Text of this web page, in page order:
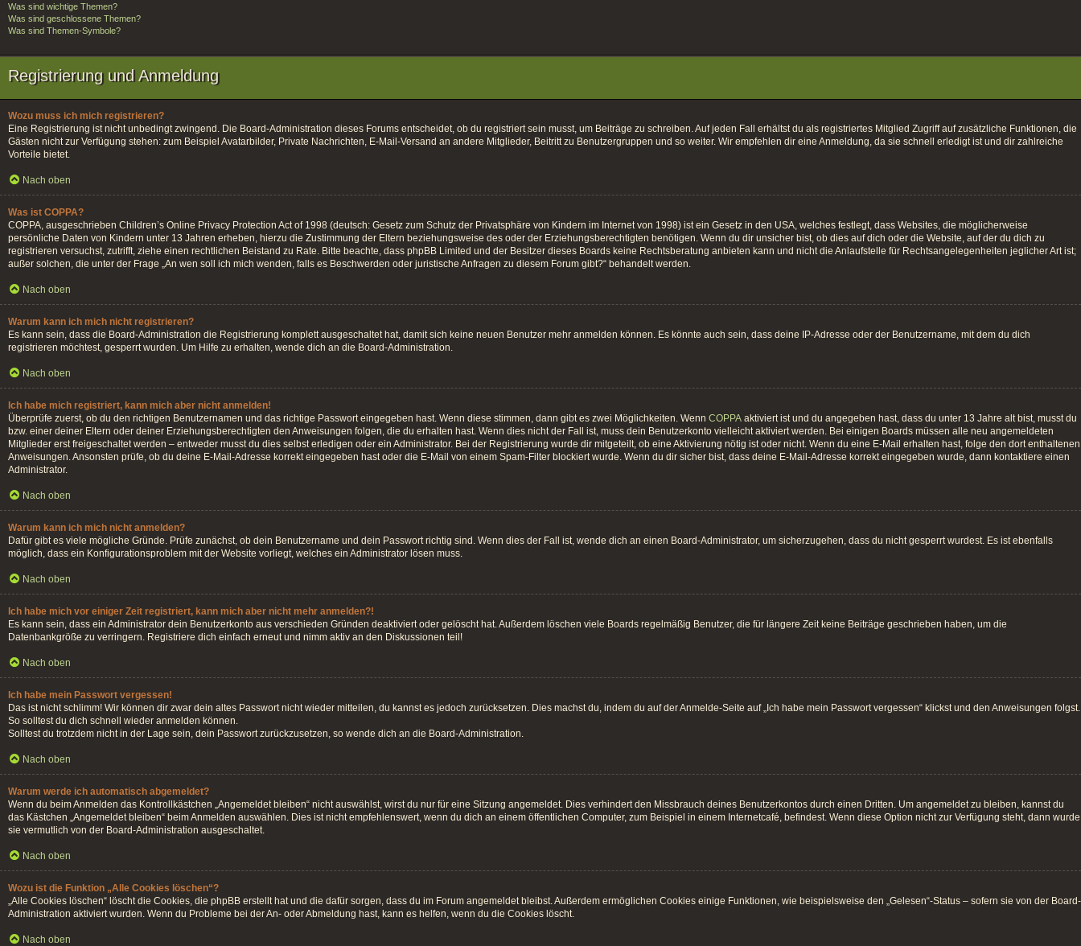
Was sind wichtige Themen?
Was sind geschlossene Themen?
Was sind Themen-Symbole?
Registrierung und Anmeldung
Wozu muss ich mich registrieren?
Eine Registrierung ist nicht unbedingt zwingend. Die Board-Administration dieses Forums entscheidet, ob du registriert sein musst, um Beiträge zu schreiben. Auf jeden Fall erhältst du als registriertes Mitglied Zugriff auf zusätzliche Funktionen, die
Gästen nicht zur Verfügung stehen: zum Beispiel Avatarbilder, Private Nachrichten, E-Mail-Versand an andere Mitglieder, Beitritt zu Benutzergruppen und so weiter. Wir empfehlen dir eine Anmeldung, da sie schnell erledigt ist und dir zahlreiche
Vorteile bietet.
Nach oben
Was ist COPPA?
COPPA, ausgeschrieben Children’s Online Privacy Protection Act of 1998 (deutsch: Gesetz zum Schutz der Privatsphäre von Kindern im Internet von 1998) ist ein Gesetz in den USA, welches festlegt, dass Websites, die möglicherweise
persönliche Daten von Kindern unter 13 Jahren erheben, hierzu die Zustimmung der Eltern beziehungsweise des oder der Erziehungsberechtigten benötigen. Wenn du dir unsicher bist, ob dies auf dich oder die Website, auf der du dich zu
registrieren versuchst, zutrifft, ziehe einen rechtlichen Beistand zu Rate. Bitte beachte, dass phpBB Limited und der Besitzer dieses Boards keine Rechtsberatung anbieten kann und nicht die Anlaufstelle für Rechtsangelegenheiten jeglicher Art ist;
außer solchen, die unter der Frage „An wen soll ich mich wenden, falls es Beschwerden oder juristische Anfragen zu diesem Forum gibt?“ behandelt werden.
Nach oben
Warum kann ich mich nicht registrieren?
Es kann sein, dass die Board-Administration die Registrierung komplett ausgeschaltet hat, damit sich keine neuen Benutzer mehr anmelden können. Es könnte auch sein, dass deine IP-Adresse oder der Benutzername, mit dem du dich
registrieren möchtest, gesperrt wurden. Um Hilfe zu erhalten, wende dich an die Board-Administration.
Nach oben
Ich habe mich registriert, kann mich aber nicht anmelden!
Überprüfe zuerst, ob du den richtigen Benutzernamen und das richtige Passwort eingegeben hast. Wenn diese stimmen, dann gibt es zwei Möglichkeiten. Wenn COPPA aktiviert ist und du angegeben hast, dass du unter 13 Jahre alt bist, musst du
bzw. einer deiner Eltern oder deiner Erziehungsberechtigten den Anweisungen folgen, die du erhalten hast. Wenn dies nicht der Fall ist, muss dein Benutzerkonto vielleicht aktiviert werden. Bei einigen Boards müssen alle neu angemeldeten
Mitglieder erst freigeschaltet werden – entweder musst du dies selbst erledigen oder ein Administrator. Bei der Registrierung wurde dir mitgeteilt, ob eine Aktivierung nötig ist oder nicht. Wenn du eine E-Mail erhalten hast, folge den dort enthaltenen
Anweisungen. Ansonsten prüfe, ob du deine E-Mail-Adresse korrekt eingegeben hast oder die E-Mail von einem Spam-Filter blockiert wurde. Wenn du dir sicher bist, dass deine E-Mail-Adresse korrekt eingegeben wurde, dann kontaktiere einen
Administrator.
Nach oben
Warum kann ich mich nicht anmelden?
Dafür gibt es viele mögliche Gründe. Prüfe zunächst, ob dein Benutzername und dein Passwort richtig sind. Wenn dies der Fall ist, wende dich an einen Board-Administrator, um sicherzugehen, dass du nicht gesperrt wurdest. Es ist ebenfalls
möglich, dass ein Konfigurationsproblem mit der Website vorliegt, welches ein Administrator lösen muss.
Nach oben
Ich habe mich vor einiger Zeit registriert, kann mich aber nicht mehr anmelden?!
Es kann sein, dass ein Administrator dein Benutzerkonto aus verschieden Gründen deaktiviert oder gelöscht hat. Außerdem löschen viele Boards regelmäßig Benutzer, die für längere Zeit keine Beiträge geschrieben haben, um die
Datenbankgröße zu verringern. Registriere dich einfach erneut und nimm aktiv an den Diskussionen teil!
Nach oben
Ich habe mein Passwort vergessen!
Das ist nicht schlimm! Wir können dir zwar dein altes Passwort nicht wieder mitteilen, du kannst es jedoch zurücksetzen. Dies machst du, indem du auf der Anmelde-Seite auf „Ich habe mein Passwort vergessen“ klickst und den Anweisungen folgst.
So solltest du dich schnell wieder anmelden können.
Solltest du trotzdem nicht in der Lage sein, dein Passwort zurückzusetzen, so wende dich an die Board-Administration.
Nach oben
Warum werde ich automatisch abgemeldet?
Wenn du beim Anmelden das Kontrollkästchen „Angemeldet bleiben“ nicht auswählst, wirst du nur für eine Sitzung angemeldet. Dies verhindert den Missbrauch deines Benutzerkontos durch einen Dritten. Um angemeldet zu bleiben, kannst du
das Kästchen „Angemeldet bleiben“ beim Anmelden auswählen. Dies ist nicht empfehlenswert, wenn du dich an einem öffentlichen Computer, zum Beispiel in einem Internetcafé, befindest. Wenn diese Option nicht zur Verfügung steht, dann wurde
sie vermutlich von der Board-Administration ausgeschaltet.
Nach oben
Wozu ist die Funktion „Alle Cookies löschen“?
„Alle Cookies löschen“ löscht die Cookies, die phpBB erstellt hat und die dafür sorgen, dass du im Forum angemeldet bleibst. Außerdem ermöglichen Cookies einige Funktionen, wie beispielsweise den „Gelesen“-Status – sofern sie von der Board-
Administration aktiviert wurden. Wenn du Probleme bei der An- oder Abmeldung hast, kann es helfen, wenn du die Cookies löscht.
Nach oben